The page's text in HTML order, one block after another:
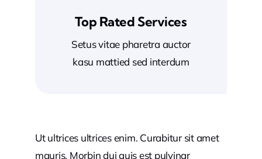
Top Rated Services
Setus vitae pharetra auctor
kasu mattied sed interdum
Ut ultrices ultrices enim. Curabitur sit amet
mauris. Morbin dui quis est pulvinar